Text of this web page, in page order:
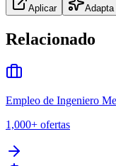
Aplicar
Relacionado
Empleo de Ingeniero
1,000+ ofertas